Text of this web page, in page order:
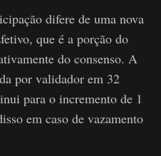
difere de uma nova
que é a porção do
do consenso. A
por validador em 32
para o incremento de 1
em caso de vazamento